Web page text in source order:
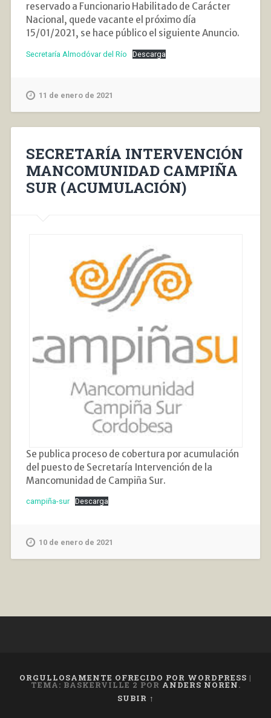
reservado a Funcionario Habilitado de Carácter
Nacional, quede vacante el próximo día
15/01/2021, se hace público el siguiente Anuncio.
Secretaría Almodóvar del Río Descarga
11 de enero de 2021
SECRETARÍA INTERVENCIÓN
MANCOMUNIDAD CAMPIÑA
SUR (ACUMULACIÓN)
Se publica proceso de cobertura por acumulación
del puesto de Secretaría Intervención de la
Mancomunidad de Campiña Sur.
campiña-sur Descarga
10 de enero de 2021
ORGULLOSAMENTE OFRECIDO POR WORDPRESS |
TEMA: BASKERVILLE 2 POR ANDERS NOREN.
SUBIR ↑